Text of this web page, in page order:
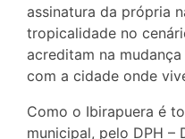
assinatura da própria
tropicalidade no
acreditam na
com a cidade onde
Como o Ibirapuera é
municipal, pelo DPH –